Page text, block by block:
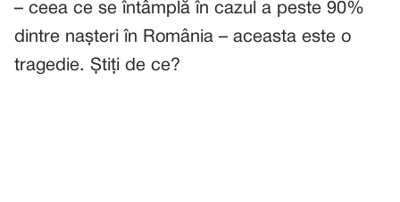
– ceea ce se întâmplă în cazul a peste 90%
dintre nașteri în România – aceasta este o
tragedie. Știți de ce?